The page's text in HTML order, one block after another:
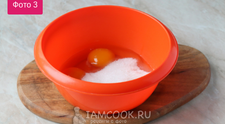
Фото 3